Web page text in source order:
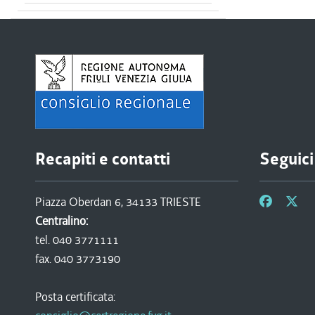
Recapiti e contatti
Piazza Oberdan 6, 34133 TRIESTE
Centralino:
tel. 040 3771111
fax. 040 3773190
Posta certificata: